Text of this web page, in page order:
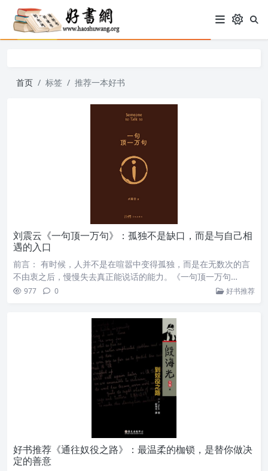
首页 标签 推荐一本好书
刘震云《一句顶一万句》：孤独不是缺口，而是与自己相
遇的入口
前言： 有时候，人并不是在喧嚣中变得孤独，而是在无数次的言
不由衷之后，慢慢失去真正能说话的能力。《一句顶一万句…
977 0 好书推荐
好书推荐《通往奴役之路》：最温柔的枷锁，是替你做决
定的善意